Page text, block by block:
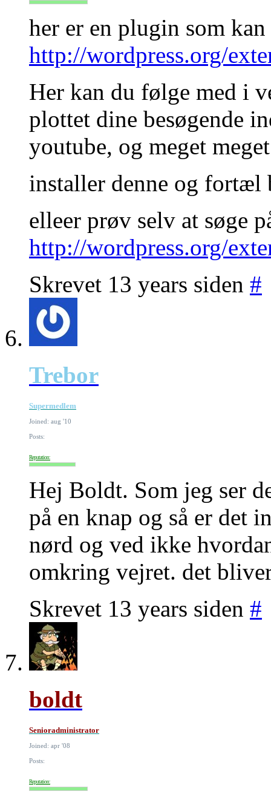
her er en plugin som
http://wordpress.org/
Her kan du følge med i
plottet dine besøgende
youtube, og meget
installer denne og fortæl
elleer prøv selv at søge
http://wordpress.org/
Skrevet 13 years siden #
Trebor
Supermedlem
Joined: aug '10
Posts:
Reputation:
Hej Boldt. Som jeg ser
på en knap og så er det
nørd og ved ikke
omkring vejret. det
Skrevet 13 years siden #
boldt
Senioradministrator
Joined: apr '08
Posts:
Reputation: